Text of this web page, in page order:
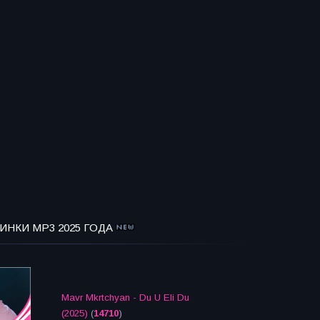
MP3 2025 ГОДА
Mavr Mkrtchyan - Du U Eli Du
(2025) (14710)